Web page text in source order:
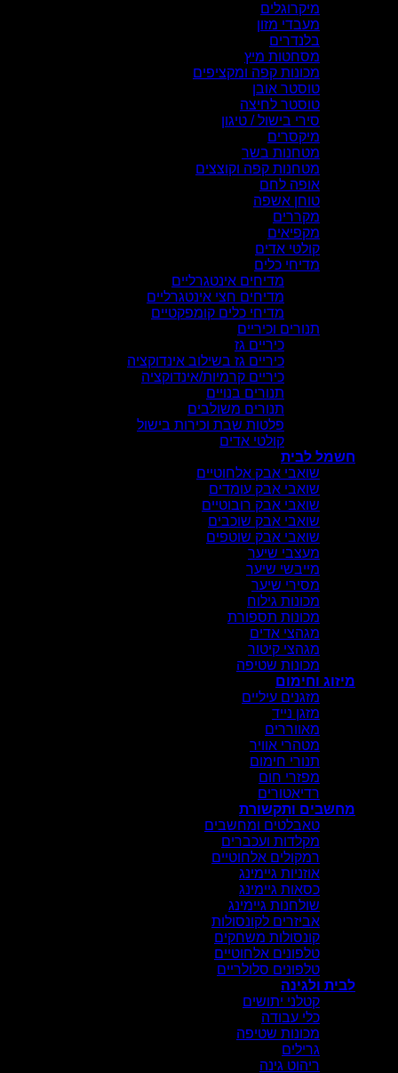
מיקרוגלים
מעבדי מזון
בלנדרים
מסחטות מיץ
מכונות קפה ומקציפים
טוסטר אובן
טוסטר לחיצה
סירי בישול / טיגון
מיקסרים
מטחנות בשר
מטחנות קפה וקוצצים
אופה לחם
טוחן אשפה
מקררים
מקפיאים
קולטי אדים
מדיחי כלים
מדיחים אינטגרליים
מדיחים חצי אינטגרליים
מדיחי כלים קומפקטיים
תנורים וכיריים
כיריים גז
כיריים גז בשילוב אינדוקציה
כיריים קרמיות/אינדוקציה
תנורים בנויים
תנורים משולבים
פלטות שבת וכירות בישול
קולטי אדים
חשמל לבית
שואבי אבק אלחוטיים
שואבי אבק עומדים
שואבי אבק רובוטיים
שואבי אבק שוכבים
שואבי אבק שוטפים
מעצבי שיער
מייבשי שיער
מסירי שיער
מכונות גילוח
מכונות תספורת
מגהצי אדים
מגהצי קיטור
מכונות שטיפה
מיזוג וחימום
מזגנים עיליים
מזגן נייד
מאווררים
מטהרי אוויר
תנורי חימום
מפזרי חום
רדיאטורים
מחשבים ותקשורת
טאבלטים ומחשבים
מקלדות ועכברים
רמקולים אלחוטיים
אוזניות גיימינג
כסאות גיימינג
שולחנות גיימינג
אביזרים לקונסולות
קונסולות משחקים
טלפונים אלחוטיים
טלפונים סלולריים
לבית ולגינה
קטלני יתושים
כלי עבודה
מכונות שטיפה
גרילים
ריהוט גינה